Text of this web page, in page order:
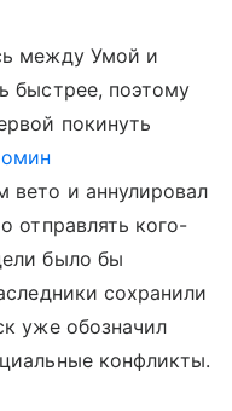
между Умой и
быстрее, поэтому
покинуть
вето и аннулировал
отправлять кого-
было бы
сохранили
уже обозначил
конфликты.